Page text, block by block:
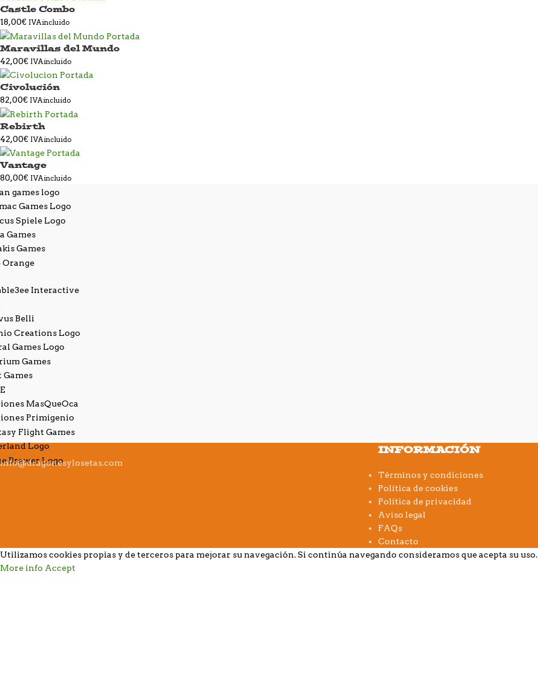
Castle Combo
18,00€ IVA incluido
Maravillas del Mundo
42,00€ IVA incluido
Civolución
82,00€ IVA incluido
Rebirth
42,00€ IVA incluido
Vantage
80,00€ IVA incluido
info@dragonesylosetas.com
INFORMACIÓN
Términos y condiciones
Política de cookies
Política de privacidad
Aviso legal
FAQs
Contacto
Utilizamos cookies propias y de terceros para mejorar su navegación. Si continúa navegando consideramos que acepta su uso.
More info Accept